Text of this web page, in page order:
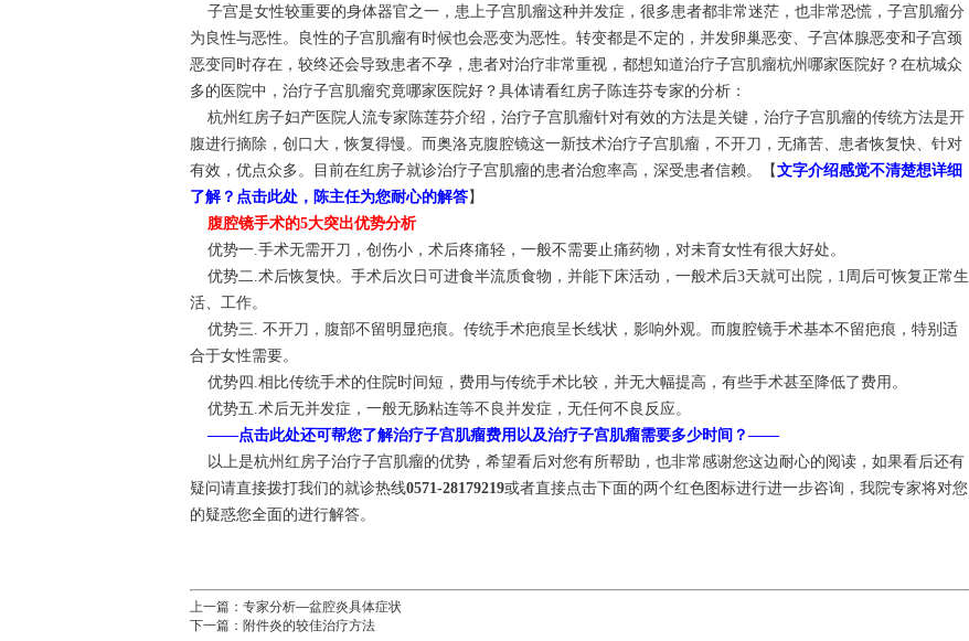
子宫是女性较重要的身体器官之一，患上子宫肌瘤这种并发症，很多患者都非常迷茫，也非常恐慌，子宫肌瘤分
为良性与恶性。良性的子宫肌瘤有时候也会恶变为恶性。转变都是不定的，并发卵巢恶变、子宫体腺恶变和子宫颈
恶变同时存在，较终还会导致患者不孕，患者对治疗非常重视，都想知道治疗子宫肌瘤杭州哪家医院好？在杭城众
多的医院中，治疗子宫肌瘤究竟哪家医院好？具体请看红房子陈连芬专家的分析：
杭州红房子妇产医院人流专家陈莲芬介绍，治疗子宫肌瘤针对有效的方法是关键，治疗子宫肌瘤的传统方法是开
腹进行摘除，创口大，恢复得慢。而奥洛克腹腔镜这一新技术治疗子宫肌瘤，不开刀，无痛苦、患者恢复快、针对
有效，优点众多。目前在红房子就诊治疗子宫肌瘤的患者治愈率高，深受患者信赖。【文字介绍感觉不清楚想详细
了解？点击此处，陈主任为您耐心的解答】
腹腔镜手术的5大突出优势分析
优势一.手术无需开刀，创伤小，术后疼痛轻，一般不需要止痛药物，对未育女性有很大好处。
优势二.术后恢复快。手术后次日可进食半流质食物，并能下床活动，一般术后3天就可出院，1周后可恢复正常生
活、工作。
优势三. 不开刀，腹部不留明显疤痕。传统手术疤痕呈长线状，影响外观。而腹腔镜手术基本不留疤痕，特别适
合于女性需要。
优势四.相比传统手术的住院时间短，费用与传统手术比较，并无大幅提高，有些手术甚至降低了费用。
优势五.术后无并发症，一般无肠粘连等不良并发症，无任何不良反应。
——点击此处还可帮您了解治疗子宫肌瘤费用以及治疗子宫肌瘤需要多少时间？——
以上是杭州红房子治疗子宫肌瘤的优势，希望看后对您有所帮助，也非常感谢您这边耐心的阅读，如果看后还有
疑问请直接拨打我们的就诊热线0571-28179219或者直接点击下面的两个红色图标进行进一步咨询，我院专家将对您
的疑惑您全面的进行解答。
上一篇： 专家分析—盆腔炎具体症状
下一篇： 附件炎的较佳治疗方法